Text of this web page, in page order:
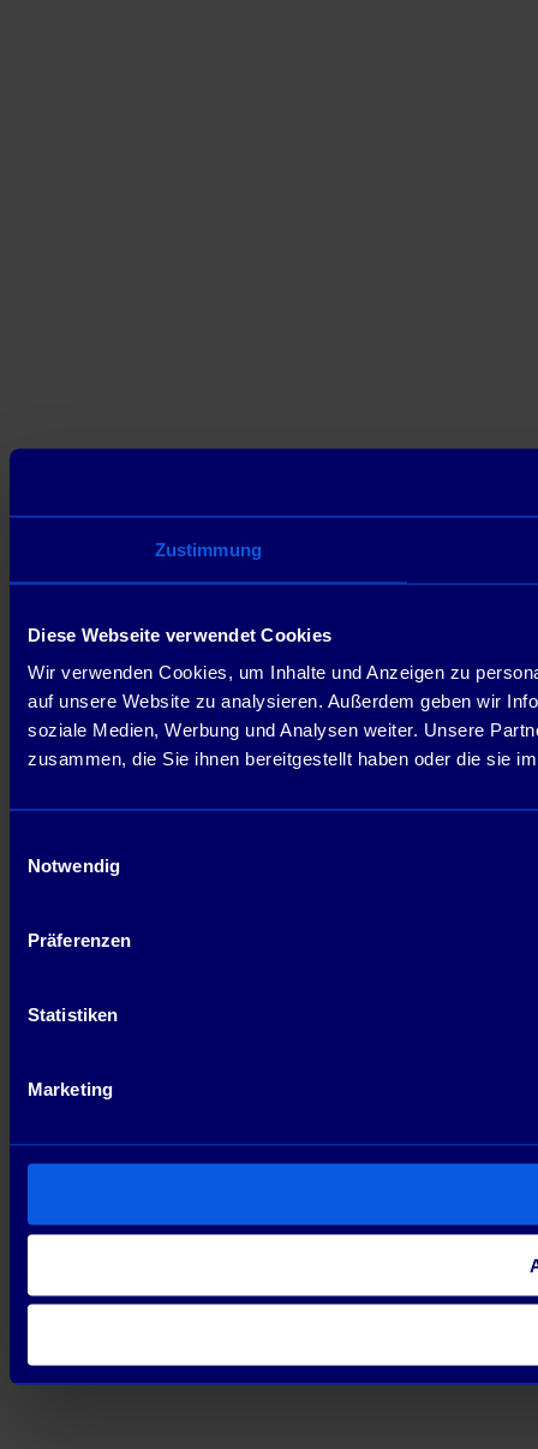
Zustimmung
Diese Webseite verwendet Cookies
Wir verwenden Cookies, um Inhalte und Anzeigen zu
auf unsere Website zu analysieren. Außerdem geben wir
soziale Medien, Werbung und Analysen weiter. Unsere
zusammen, die Sie ihnen bereitgestellt haben oder die sie
Notwendig
Präferenzen
Statistiken
Marketing